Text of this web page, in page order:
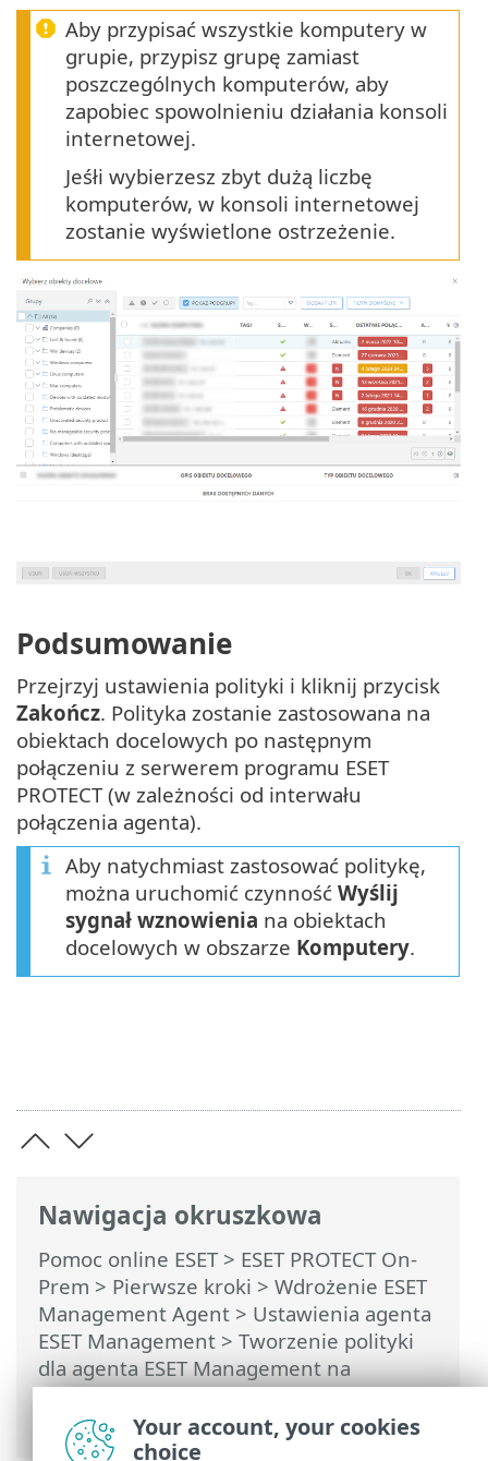
Nawigacja okruszkowa
Pomoc online ESET> ESET PROTECT On-
Prem > Pierwsze kroki > Wdrożenie ESET
Management Agent > Ustawienia agenta
ESET Management > Tworzenie polityki
dla agenta ESET Management na
potrzeby połączenia z nowym serwerem
ESET PROTECT
Aby przypisać wszystkie komputery w
grupie, przypisz grupę zamiast
poszczególnych komputerów, aby
zapobiec spowolnieniu działania konsoli
internetowej.
Jeśłi wybierzesz zbyt dużą liczbę
komputerów, w konsoli internetowej
zostanie wyświetlone ostrzeżenie.
Podsumowanie
Przejrzyj ustawienia polityki i kliknij przycisk
Zakończ. Polityka zostanie zastosowana na
obiektach docelowych po następnym
połączeniu z serwerem programu ESET
PROTECT (w zależności od interwału
połączenia agenta).
Aby natychmiast zastosować politykę,
można uruchomić czynność Wyślij
sygnał wznowienia na obiektach
docelowych w obszarze Komputery.
Your account, your cookies
choice